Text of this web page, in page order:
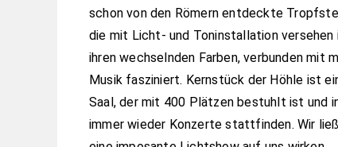
schon von den Römern entdeckte
die mit Licht- und Toninstallation versehen
ihren wechselnden Farben, verbunden mit
Musik fasziniert. Kernstück der Höhle ist
Saal, der mit 400 Plätzen bestuhlt ist und
immer wieder Konzerte stattfinden. Wir